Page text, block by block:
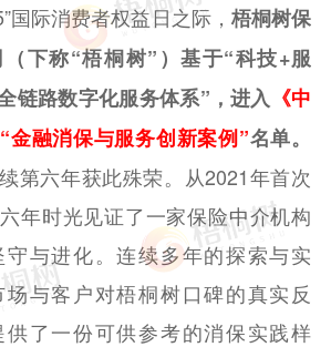
国际消费者权益日之际， 梧桐树保
下称“梧桐树”）基于“科技+服
链路数字化服务体系”，进入 《中
金融消保与服务创新案例”名单。
第六年获此殊荣。从2021年首次
年时光见证了一家保险中介机构
与进化。连续多年的探索与实
与客户对梧桐树口碑的真实反
了一份可供参考的消保实践样